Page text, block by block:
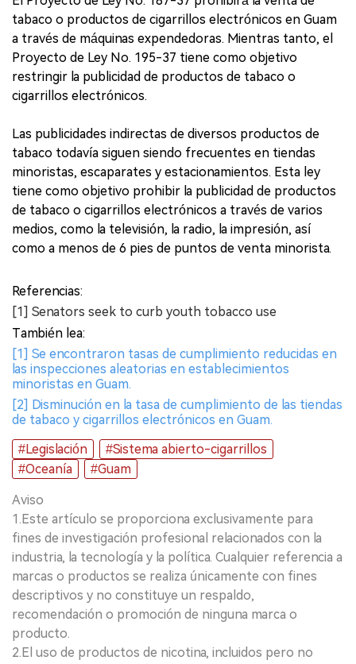
tabaco o productos de cigarrillos electrónicos en Guam
a través de máquinas expendedoras. Mientras tanto, el
Proyecto de Ley No. 195-37 tiene como objetivo
restringir la publicidad de productos de tabaco o
cigarrillos electrónicos.
Las publicidades indirectas de diversos productos de
tabaco todavía siguen siendo frecuentes en tiendas
minoristas, escaparates y estacionamientos. Esta ley
tiene como objetivo prohibir la publicidad de productos
de tabaco o cigarrillos electrónicos a través de varios
medios, como la televisión, la radio, la impresión, así
como a menos de 6 pies de puntos de venta minorista.
Referencias:
[1] Senators seek to curb youth tobacco use
También lea:
[1] Se encontraron tasas de cumplimiento reducidas en
las inspecciones aleatorias en establecimientos
minoristas en Guam.
[2] Disminución en la tasa de cumplimiento de las tiendas
de tabaco y cigarrillos electrónicos en Guam.
#Legislación
#Sistema abierto-cigarrillos
#Oceanía
#Guam
Aviso
1.Este artículo se proporciona exclusivamente para
fines de investigación profesional relacionados con la
industria, la tecnología y la política. Cualquier referencia a
marcas o productos se realiza únicamente con fines
descriptivos y no constituye un respaldo,
recomendación o promoción de ninguna marca o
producto.
2.El uso de productos de nicotina, incluidos pero no